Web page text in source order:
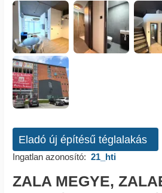
Eladó új építésű téglalakás
Ingatlan azonosító: 21_hti
ZALA MEGYE,